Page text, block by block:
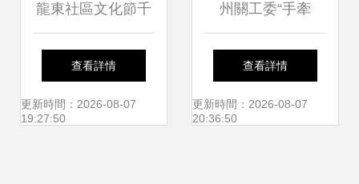
龍東社區文化節千
人共襄盛舉 媽祖出
巡彰顯民俗魅力
查看詳情
更新時間：2026-08-07
19:27:50
州關工委“手牽
手”合唱團藝術展演
在溶江小學圓滿落
查看詳情
更新時間：2026-08-07
20:36:50